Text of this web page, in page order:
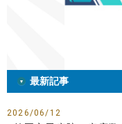
最新記事
2026/06/12